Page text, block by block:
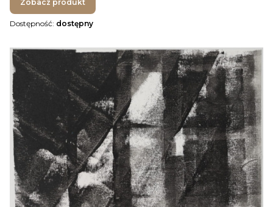
Zobacz produkt
Dostępność: dostępny